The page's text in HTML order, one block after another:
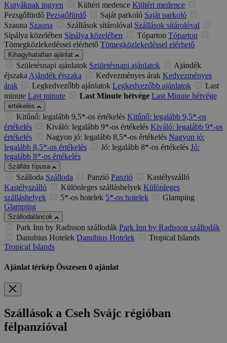
Kutyáknak ingyen
Kültéri medence Kültéri medence
Pezsgőfürdő Pezsgőfürdő Saját parkoló Saját parkoló
Szauna Szauna Szállások sítárolóval Szállások sítárolóval
Sípálya közelében Sípálya közelében Tóparton Tóparton
Tömegközlekedéssel elérhető Tömegközlekedéssel elérhető
Kihagyhatatlan ajánlat
Születésnapi ajánlatok Születésnapi ajánlatok
Ajándék
éjszakaAjándék éjszaka Kedvezményes árak Kedvezményes
árak
Legkedvezőbb ajánlatok Legkedvezőbb ajánlatok
Last
minute Last minute Last Minute hétvége Last Minute hétvége
értékelés
Kitűnő: legalább 9,5*-os értékelés Kitűnő: legalább 9,5*-os
értékelés
Kiváló: legalább 9*-os értékelés Kiváló: legalább 9*-os
értékelés
Nagyon jó: legalább 8,5*-os értékelés Nagyon jó:
legalább 8,5*-os értékelés
Jó: legalább 8*-os értékelés Jó:
legalább 8*-os értékelés
Szállás típusa
Szálloda Szálloda Panzió Panzió
Kastélyszálló
Kastélyszálló
Különleges szálláshelyek Különleges
szálláshelyek
5*-os hotelek 5*-os hotelek
Glamping
Glamping
Szállodaláncok
Park Inn by Radisson szállodák Park Inn by Radisson szállodák
Danubius Hotelek Danubius Hotelek
Tropical Islands
Tropical Islands
Ajánlat térkép Összesen 0 ajánlat
Szállások a Cseh Svájc régióban
félpanzióval